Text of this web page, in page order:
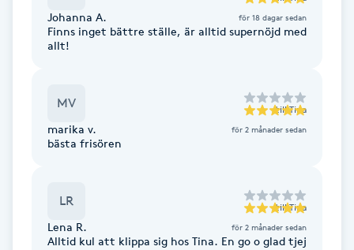
Diamantslipning
Extensions borttagning
Eyeliner-tatuering
Johanna A. för 18 dagar sedan
Finns inget bättre ställe, är alltid supernöjd med
allt!
MV till Tina
marika v. för 2 månader sedan
bästa frisören
LR till Tina
Lena R. för 2 månader sedan
Alltid kul att klippa sig hos Tina. En go o glad tjej